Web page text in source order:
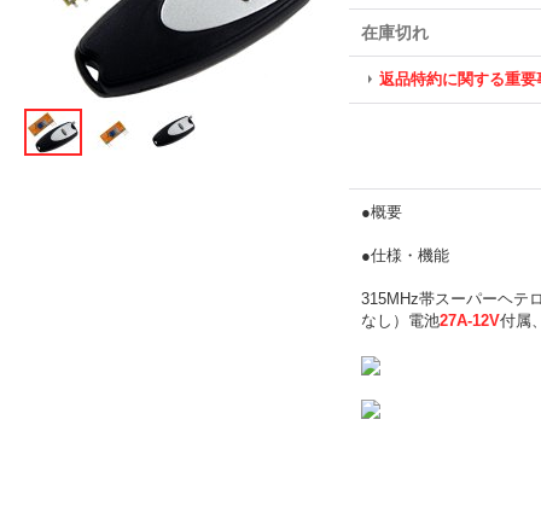
在庫切れ
返品特約に関する重要
●概要
●仕様・機能
315MHz帯スーパーヘテ
なし）電池27A-12V付属